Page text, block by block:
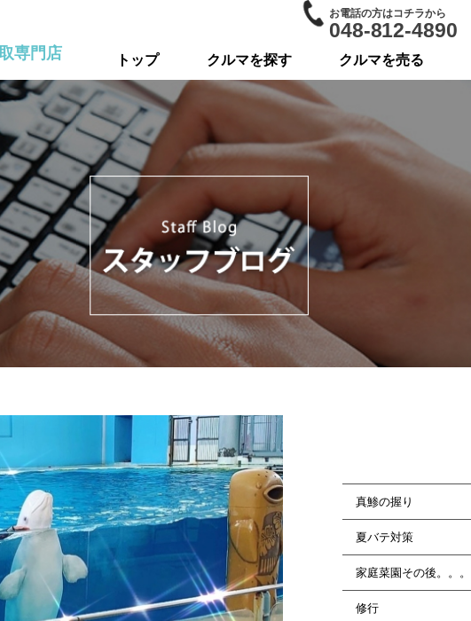
専門店
お電話の方はコチラから
048-812-4890
トップ クルマを探す クルマを売る
真鯵の握り
夏バテ対策
家庭菜園その後。。。
修行